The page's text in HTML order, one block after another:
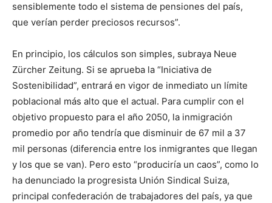
sensiblemente todo el sistema de pensiones del país,
que verían perder preciosos recursos”.
En principio, los cálculos son simples, subraya Neue
Zürcher Zeitung. Si se aprueba la “Iniciativa de
Sostenibilidad”, entrará en vigor de inmediato un límite
poblacional más alto que el actual. Para cumplir con el
objetivo propuesto para el año 2050, la inmigración
promedio por año tendría que disminuir de 67 mil a 37
mil personas (diferencia entre los inmigrantes que llegan
y los que se van). Pero esto “produciría un caos”, como lo
ha denunciado la progresista Unión Sindical Suiza,
principal confederación de trabajadores del país, ya que